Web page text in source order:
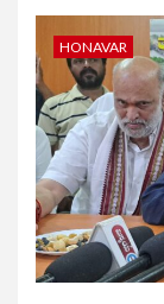
HONAVAR